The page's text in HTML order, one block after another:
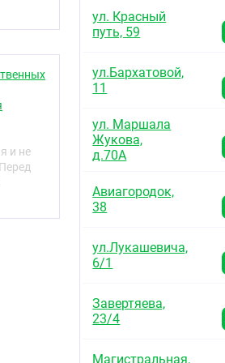
и
в
и не
ул. Красный
путь, 59
ул.Бархатовой,
11
ул. Маршала
Жукова,
д.70А
Авиагородок,
38
ул.Лукашевича,
6/1
Завертяева,
23/4
Магистральная,